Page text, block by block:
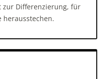
Differenzierung, für
herausstechen.